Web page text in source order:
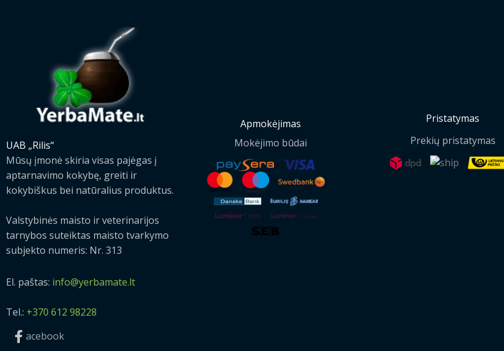
UAB „Rilis“
Mūsų įmonė skiria visas pajėgas į
aptarnavimo kokybę, greiti ir
kokybiškus bei natūralius produktus.
Valstybinės maisto ir veterinarijos
tarnybos suteiktas maisto tvarkymo
subjekto numeris: Nr. 313
El. paštas: info@yerbamate.lt
Tel.: +370 612 98228
acebook
Apmokėjimas
Mokėjimo būdai
Pristatymas
Prekių pristatymas